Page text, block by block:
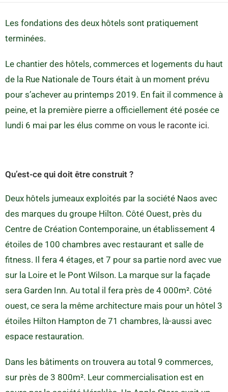
Les fondations des deux hôtels sont pratiquement
terminées.
Le chantier des hôtels, commerces et logements du haut
de la Rue Nationale de Tours était à un moment prévu
pour s’achever au printemps 2019. En fait il commence à
peine, et la première pierre a officiellement été posée ce
lundi 6 mai par les élus comme on vous le raconte ici.
Qu’est-ce qui doit être construit ?
Deux hôtels jumeaux exploités par la société Naos avec
des marques du groupe Hilton. Côté Ouest, près du
Centre de Création Contemporaine, un établissement 4
étoiles de 100 chambres avec restaurant et salle de
fitness. Il fera 4 étages, et 7 pour sa partie nord avec vue
sur la Loire et le Pont Wilson. La marque sur la façade
sera Garden Inn. Au total il fera près de 4 000m². Côté
ouest, ce sera la même architecture mais pour un hôtel 3
étoiles Hilton Hampton de 71 chambres, là-aussi avec
espace restauration.
Dans les bâtiments on trouvera au total 9 commerces,
sur près de 3 800m². Leur commercialisation est en